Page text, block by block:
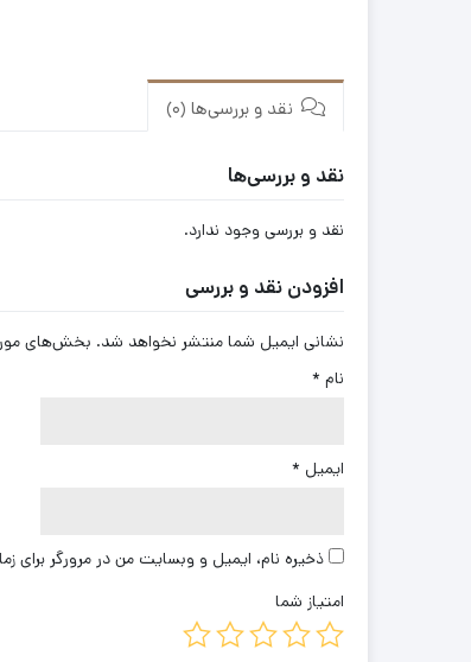
نقد و بررسی‌ها (0)
نقد و بررسی‌ها
نقد و بررسی وجود ندارد.
افزودن نقد و بررسی
نشانی ایمیل شما منتشر نخواهد شد. بخش‌های
نام *
ایمیل *
ذخیره نام، ایمیل و وبسایت من در مرورگر برای
امتیاز شما